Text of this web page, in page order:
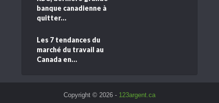
banque canadienne à
quitter...
Les 7 tendances du
marché du travail au
Canada en...
Copyright © 2026 - 123argent.ca